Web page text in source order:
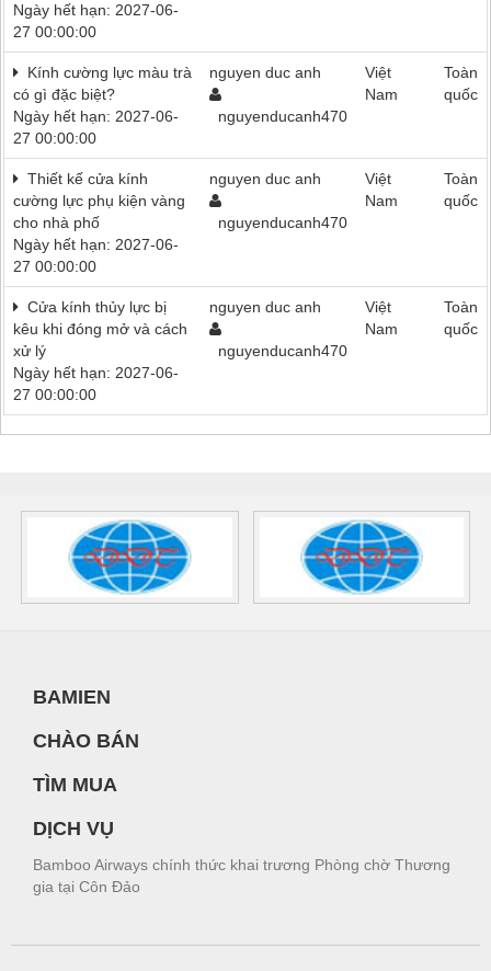
Ngày hết hạn: 2027-06-
27 00:00:00
Kính cường lực màu trà
có gì đặc biệt?
Ngày hết hạn: 2027-06-
27 00:00:00
nguyen duc anh
nguyenducanh470
Việt
Nam
Toàn
quốc
Thiết kế cửa kính
cường lực phụ kiện vàng
cho nhà phố
Ngày hết hạn: 2027-06-
27 00:00:00
nguyen duc anh
nguyenducanh470
Việt
Nam
Toàn
quốc
Cửa kính thủy lực bị
kêu khi đóng mở và cách
xử lý
Ngày hết hạn: 2027-06-
27 00:00:00
nguyen duc anh
nguyenducanh470
Việt
Nam
Toàn
quốc
BAMIEN
CHÀO BÁN
TÌM MUA
DỊCH VỤ
Bamboo Airways chính thức khai trương Phòng chờ Thương
gia tại Côn Đảo